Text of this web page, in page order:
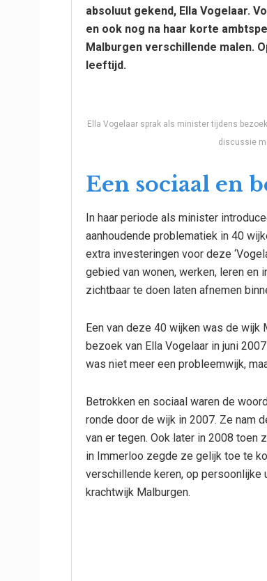
absoluut gekend, Ella Vogelaar.
en ook nog na haar korte
Malburgen verschillende malen.
leeftijd.
Ella Vogelaar sprak als minister tijdens
discussie
Een sociaal en
In haar periode als minister
aanhoudende problematiek in 40
extra investeringen voor deze
gebied van wonen, werken, leren
zichtbaar te doen laten afnemen
Een van deze 40 wijken was de
bezoek van Ella Vogelaar in juni
was niet meer een probleemwijk,
Betrokken en sociaal waren de
ronde door de wijk in 2007. Ze nam
van er tegen. Ook later in 2008
in Immerloo zegde ze gelijk toe te
verschillende keren, op persoonlijke
krachtwijk Malburgen.